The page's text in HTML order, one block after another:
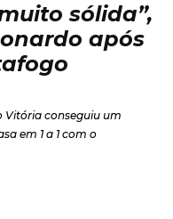
sólida”,
após
Vitória conseguiu um
em 1 a 1 com o